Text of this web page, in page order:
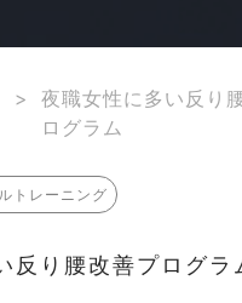
>
夜職女性に多い反り
ログラム
トレーニング
反り腰改善プログラ